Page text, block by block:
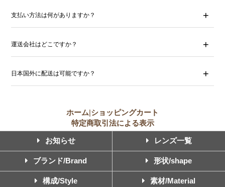
支払い方法は何がありますか？
運送会社はどこですか？
日本国外に配送は可能ですか？
ホーム|ショッピングカート
特定商取引法による表示
お知らせ レンズ一覧
ブランド/Brand 形状/shape
構成/Style 素材/Material